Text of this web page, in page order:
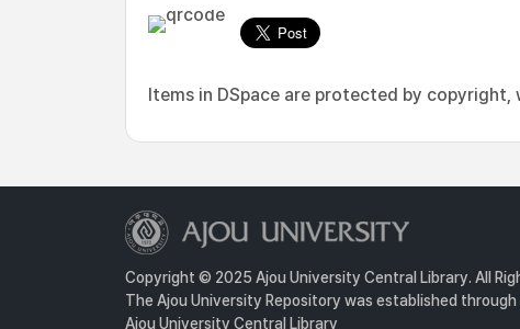
Items in DSpace are protected by
Copyright © 2025 Ajou University Central Library. All
The Ajou University Repository was established
Ajou University Central Library